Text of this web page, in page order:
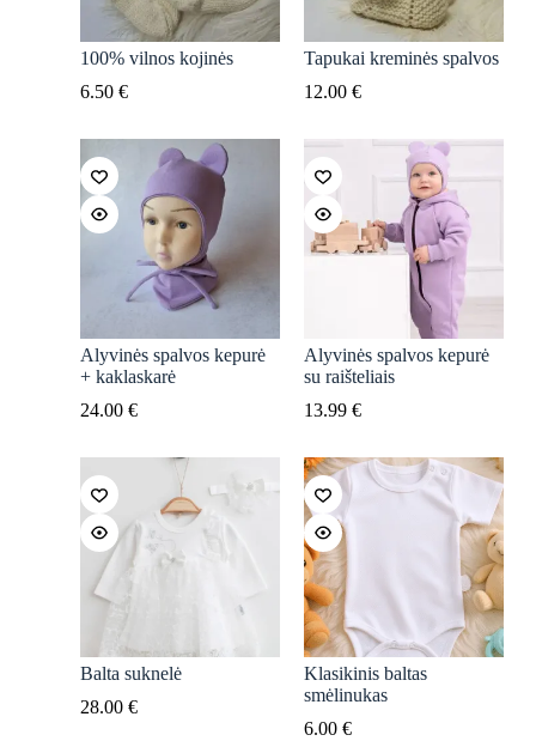
100% vilnos kojinės
6.50 €
Tapukai kreminės spalvos
12.00 €
Alyvinės spalvos kepurė
+ kaklaskarė
24.00 €
Alyvinės spalvos kepurė
su raišteliais
13.99 €
Balta suknelė
28.00 €
Klasikinis baltas
smėlinukas
6.00 €